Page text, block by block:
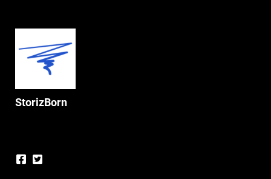
StorizBorn